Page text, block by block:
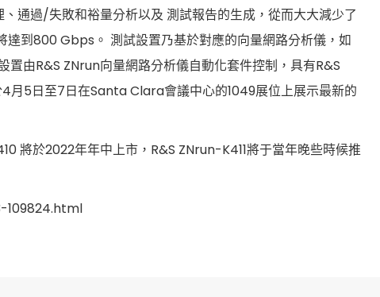
通過/失敗和裕量分析以及 測試報告的生成，從而大大減少了
達到800 Gbps。 測試設置乃基於對應的向量網路分析儀，如
置由R&S ZNrun向量網路分析儀自動化套件控制，具有R&S
月5日至7日在Santa Clara會議中心的1049展位上展示最新的
將於2022年年中上市，R&S ZNrun-K411將于當年晚些時候推
109824.html